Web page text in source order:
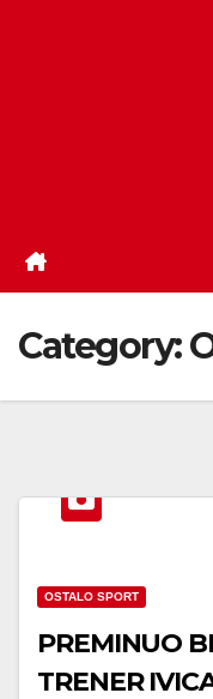
Category:
OSTALO SPORT
PREMINUO
TRENER